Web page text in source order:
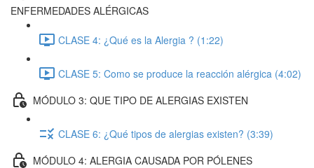
ENFERMEDADES ALÉRGICAS
CLASE 4: ¿Qué es la Alergia ? (1:22)
CLASE 5: Como se produce la reacción alérgica (4:02)
MÓDULO 3: QUE TIPO DE ALERGIAS EXISTEN
CLASE 6: ¿Qué tipos de alergias existen? (3:39)
MÓDULO 4: ALERGIA CAUSADA POR PÓLENES